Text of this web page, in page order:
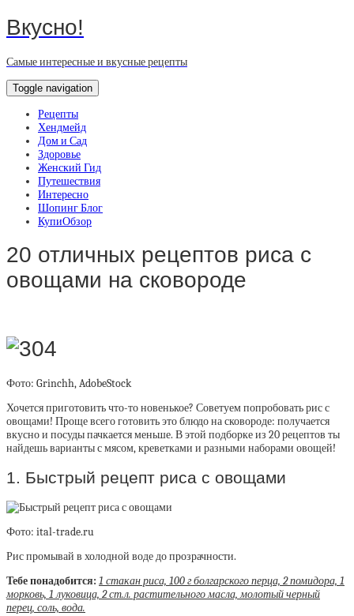
Вкусно!
Самые интересные и вкусные рецепты
Toggle navigation
Рецепты
Хендмейд
Дом и Сад
Здоровье
Женский Гид
Путешествия
Интересно
Шопинг Блог
КупиОбзор
20 отличных рецептов риса с
овощами на сковороде
Фото: Grinchh, AdobeStock
Хочется приготовить что-то новенькое? Советуем попробовать рис с
овощами! Проще всего готовить это блюдо на сковороде: получается
вкусно и посуды пачкается меньше. В этой подборке из 20 рецептов ты
найдешь варианты с мясом, креветками и разными наборами овощей!
1. Быстрый рецепт риса с овощами
Фото: ital-trade.ru
Рис промывай в холодной воде до прозрачности.
Тебе понадобится: 1 стакан риса, 100 г болгарского перца, 2 помидора, 1
морковь, 1 луковица, 2 ст.л. растительного масла, молотый черный
перец, соль, вода.